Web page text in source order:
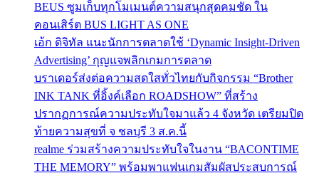
BEUS ซูมเก็บทุกโมเมนต์ความสนุกสุดคมชัด ใน
คอนเสิร์ต BUS LIGHT AS ONE
เอ้ก ดิจิทัล แนะนักการตลาดใช้ ‘Dynamic Insight-Driven
Advertising’ กุญแจพลิกเกมการตลาด
บราเดอร์ส่งต่อความสดใสทั่วไทยกับกิจกรรม “Brother
INK TANK ที่อิ้งค์เลือก ROADSHOW” ที่สร้าง
ปรากฏการณ์ความประทับใจมาแล้ว 4 จังหวัด เตรียมปิด
ท้ายความสุขที่ จ ชลบุรี 3 ส.ค.นี้
realme ร่วมสร้างความประทับใจในงาน “BACONTIME
THE MEMORY” พร้อมพาแฟนเกมสัมผัสประสบการณ์